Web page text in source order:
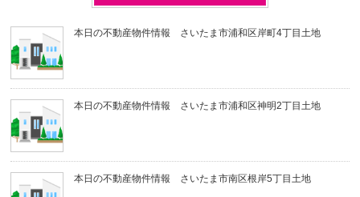
本日の不動産物件情報 さいたま市浦和区岸町4丁目土地
本日の不動産物件情報 さいたま市浦和区神明2丁目土地
本日の不動産物件情報 さいたま市南区根岸5丁目土地